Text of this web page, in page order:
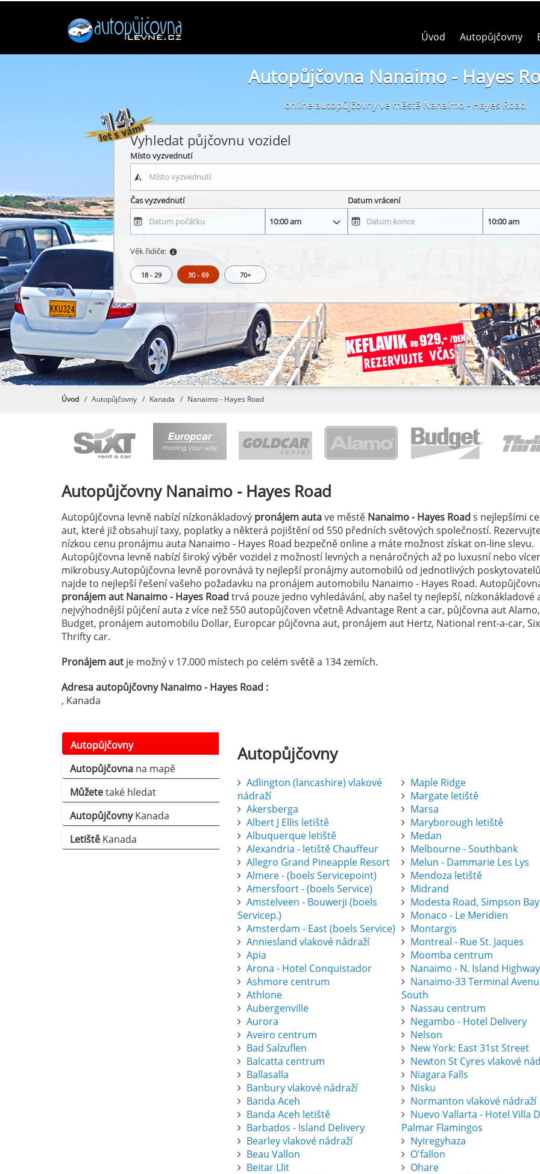
Úvod Autopůjčovny
Autopůjčovna Nanaimo - Hayes
online autopůjčovny ve městě Nanaimo - Hayes Road
Vyhledat půjčovnu vozidel
Místo vyzvednutí
Čas vyzvednutí Datum vrácení
Věk řidiče:
18 - 29 30 - 69 70+
Úvod Autopůjčovny Kanada Nanaimo - Hayes Road
AutopůjčovnyNanaimo - Hayes Road
Autopůjčovna levně nabízí nízkonákladový pronájem autave městě Nanaimo - Hayes Road s nejlepšími
aut, které již obsahují taxy, poplatky a některá pojištění od 550 předních světových společností.
nízkou cenu pronájmu auta Nanaimo - Hayes Road bezpečně online a máte možnost získat on-line slevu.
Autopůjčovna levně nabízí široký výběr vozidel z možností levných a nenáročných až po luxusní nebo
mikrobusy.Autopůjčovna levně porovnává ty nejlepší pronájmy automobilů od jednotlivých
najde to nejlepší řešení vašeho požadavku na pronájem automobilu Nanaimo - Hayes Road.
pronájem aut Nanaimo - Hayes Road trvá pouze jedno vyhledávání, aby našel ty nejlepší, nízkonákladové
nejvýhodnější půjčení auta z více než 550 autopůjčoven včetně Advantage Rent a car, půjčovna aut Alamo,
Budget, pronájem automobilu Dollar, Europcar půjčovna aut, pronájem aut Hertz, National rent-a-car,
Thrifty car.
Pronájem aut je možný v 17.000 místech po celém světě a 134 zemích.
Adresa autopůjčovny Nanaimo - Hayes Road :
, Kanada
Autopůjčovny
Autopůjčovna na mapě
Můžetetaké hledat
AutopůjčovnyKanada
Letiště Kanada
Autopůjčovny
Adlington (lancashire) vlakové
nádraží
Akersberga
Albert J Ellis letiště
Albuquerque letiště
Alexandria - letiště Chauffeur
Allegro Grand Pineapple Resort
Almere - (boels Servicepoint)
Amersfoort - (boels Service)
Amstelveen - Bouwerji (boels
Servicep.)
Amsterdam - East (boels Service)
Anniesland vlakové nádraží
Apia
Arona - Hotel Conquistador
Ashmore centrum
Athlone
Aubergenville
Aurora
Aveiro centrum
Bad Salzuflen
Balcatta centrum
Ballasalla
Banbury vlakové nádraží
Banda Aceh
Banda Aceh letiště
Barbados - Island Delivery
Bearley vlakové nádraží
Beau Vallon
Beitar Llit
Maple Ridge
Margate letiště
Marsa
Maryborough letiště
Medan
Melbourne - Southbank
Melun - Dammarie Les Lys
Mendoza letiště
Midrand
Modesta Road, Simpson Bay
Monaco - Le Meridien
Montargis
Montreal - Rue St. Jaques
Moomba centrum
Nanaimo - N. Island Highway
Nanaimo-33 Terminal
South
Nassau centrum
Negambo - Hotel Delivery
Nelson
New York: East 31st Street
Newton St Cyres vlakové
Niagara Falls
Nisku
Normanton vlakové nádraží
Nuevo Vallarta - Hotel Villa
Palmar Flamingos
Nyiregyhaza
O'fallon
Ohare